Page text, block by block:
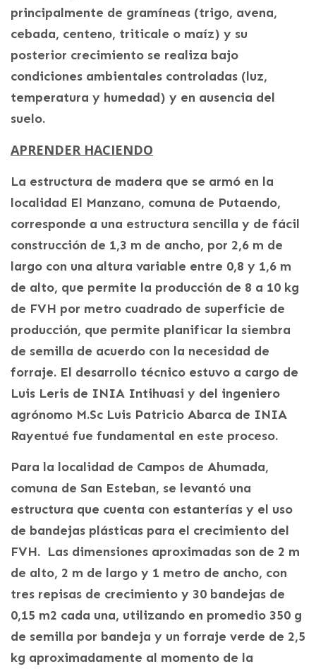
principalmente de gramíneas (trigo, avena,
cebada, centeno, triticale o maíz) y su
posterior crecimiento se realiza bajo
condiciones ambientales controladas (luz,
temperatura y humedad) y en ausencia del
suelo.
APRENDER HACIENDO
La estructura de madera que se armó en la
localidad El Manzano, comuna de Putaendo,
corresponde a una estructura sencilla y de fácil
construcción de 1,3 m de ancho, por 2,6 m de
largo con una altura variable entre 0,8 y 1,6 m
de alto, que permite la producción de 8 a 10 kg
de FVH por metro cuadrado de superficie de
producción, que permite planificar la siembra
de semilla de acuerdo con la necesidad de
forraje. El desarrollo técnico estuvo a cargo de
Luis Leris de INIA Intihuasi y del ingeniero
agrónomo M.Sc Luis Patricio Abarca de INIA
Rayentué fue fundamental en este proceso.
Para la localidad de Campos de Ahumada,
comuna de San Esteban, se levantó una
estructura que cuenta con estanterías y el uso
de bandejas plásticas para el crecimiento del
FVH. Las dimensiones aproximadas son de 2 m
de alto, 2 m de largo y 1 metro de ancho, con
tres repisas de crecimiento y 30 bandejas de
0,15 m2 cada una, utilizando en promedio 350 g
de semilla por bandeja y un forraje verde de 2,5
kg aproximadamente al momento de la